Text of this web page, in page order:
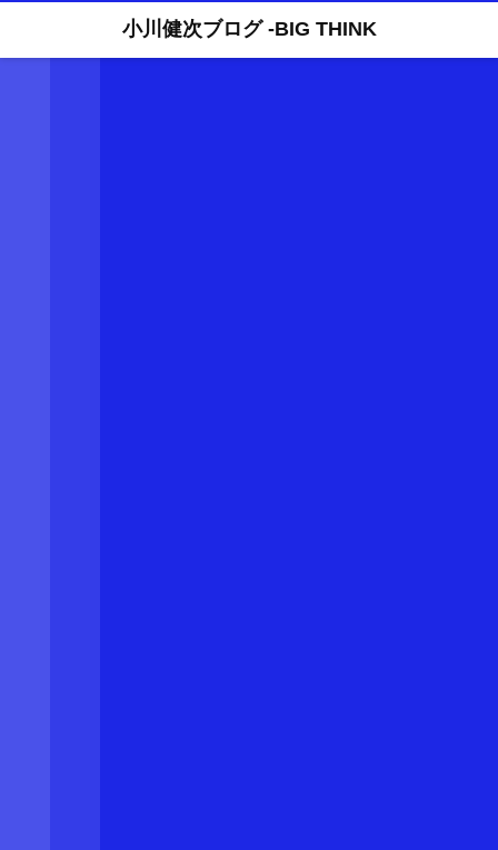
小川健次ブログ -BIG THINK